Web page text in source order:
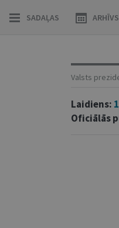
SADAĻAS ARHĪVS
Valsts
Laidiens:
Oficiālās